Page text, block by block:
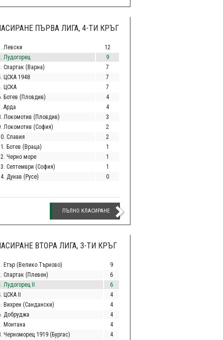
ПЪРВА ЛИГА, 4-ТИ КРЪГ
Левски
12
Лудогорец
9
Спартак (Варна)
7
ЦСКА 1948
7
ЦСКА
7
Ботев (Пловдив)
4
Арда
4
Локомотив (Пловдив)
3
Локомотив (София)
2
Славия
2
Ботев (Враца)
1
Черно море
1
Септември (София)
1
Дунав (Русе)
0
ПЪЛНО КЛАСИРАНЕ
ВТОРА ЛИГА, 3-ТИ КРЪГ
Етър (Велико Търново)
9
Спартак (Плевен)
6
Лудогорец II
6
ЦСКА II
4
Вихрен (Сандански)
4
Добруджа
4
Монтана
4
Черноморец 1919 (Бургас)
4